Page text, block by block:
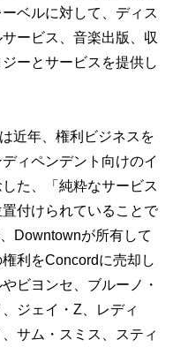
ベルに対して、ディス
ービス、音楽出版、収
ーとサービスを提供し
近年、権利ビジネスを
ィペンデント向けのイ
た、「純粋なサービス
付けられていることで
Downtownが所有して
利をConcordに売却し
ビヨンセ、ブルーノ・
ジェイ・Z、レディ
サム・スミス、スティ